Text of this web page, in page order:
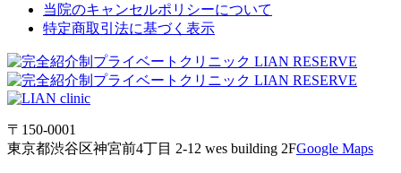
当院のキャンセルポリシーについて
特定商取引法に基づく表示
〒150-0001
東京都渋谷区神宮前4丁目 2-12 wes building 2FGoogle Maps